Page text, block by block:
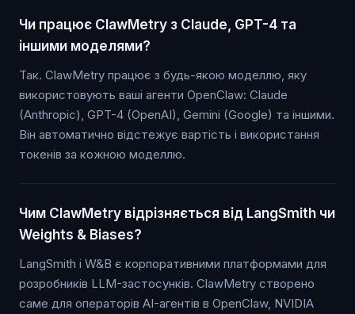
Чи працює ClawMetry з Claude, GPT-4 та
іншими моделями?
Так. ClawMetry працює з будь-якою моделлю, яку
використовують ваші агенти OpenClaw: Claude
(Anthropic), GPT-4 (OpenAI), Gemini (Google) та іншими.
Він автоматично відстежує вартість і використання
токенів за кожною моделлю.
Чим ClawMetry відрізняється від LangSmith чи
Weights & Biases?
LangSmith і W&B є корпоративними платформами для
розробників LLM-застосунків. ClawMetry створено
саме для операторів AI-агентів в OpenClaw, NVIDIA